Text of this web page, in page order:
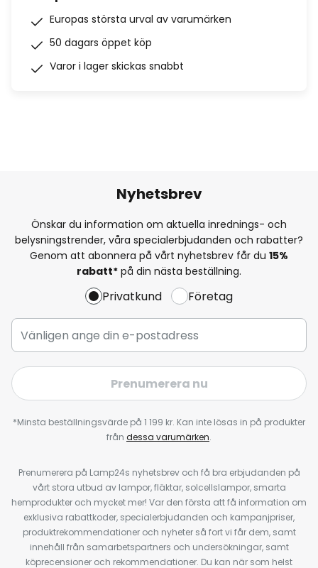
Europas största urval av varumärken
50 dagars öppet köp
Varor i lager skickas snabbt
Nyhetsbrev
Önskar du information om aktuella inrednings- och
belysningstrender, våra specialerbjudanden och rabatter?
Genom att abonnera på vårt nyhetsbrev får du 15%
rabatt* på din nästa beställning.
Privatkund Företag
Prenumerera nu
*Minsta beställningsvärde på 1 199 kr. Kan inte lösas in på produkter
från dessa varumärken.
Prenumerera på Lamp24s nyhetsbrev och få bra erbjudanden på
vårt stora utbud av lampor, fläktar, solcellslampor, smarta
hemprodukter och mycket mer! Var den första att få information om
exklusiva rabattkoder, specialerbjudanden och kampanjpriser,
produktrekommendationer och nyheter så fort vi får dem, samt
innehåll från samarbetspartners och undersökningar, samt
köprecensioner och rekommendationer. Du kan när som helst